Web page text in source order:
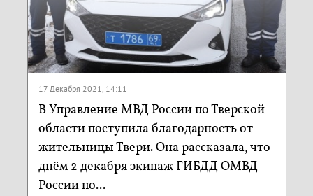
17 Декабря 2021, 14:11
В Управление МВД России по Тверской
области поступила благодарность от
жительницы Твери. Она рассказала, что
днём 2 декабря экипаж ГИБДД ОМВД
России по...